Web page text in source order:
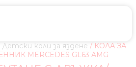
Детски коли за яздене / КОЛА ЗА
MERCEDES GL63 AMG